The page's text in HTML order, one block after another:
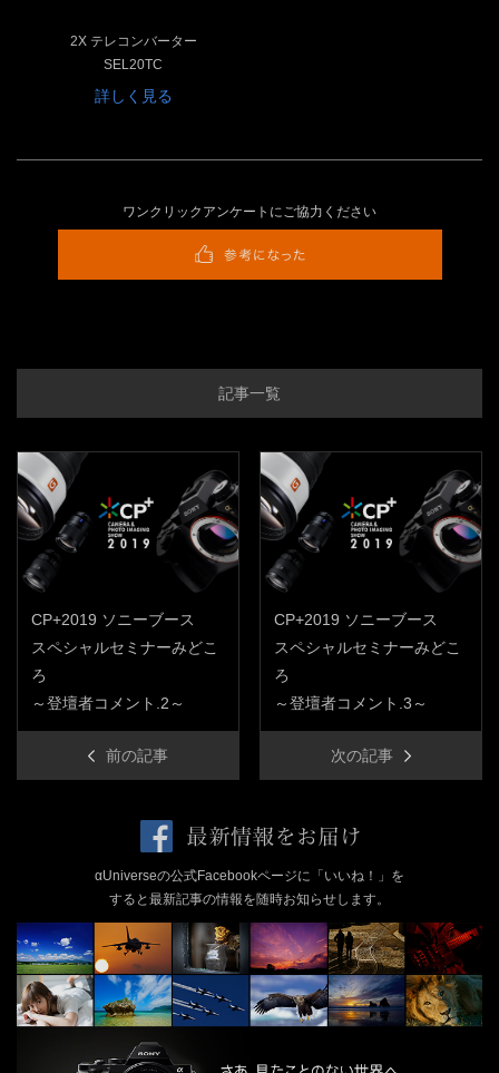
2X テレコンバーター
SEL20TC
詳しく見る
ワンクリックアンケートにご協力ください
記事一覧
CP+2019 ソニーブース
スペシャルセミナーみどこ
ろ
～登壇者コメント.2～
前の記事
CP+2019 ソニーブース
スペシャルセミナーみどこ
ろ
～登壇者コメント.3～
次の記事
αUniverseの公式Facebookページに「いいね！」を
すると最新記事の情報を随時お知らせします。